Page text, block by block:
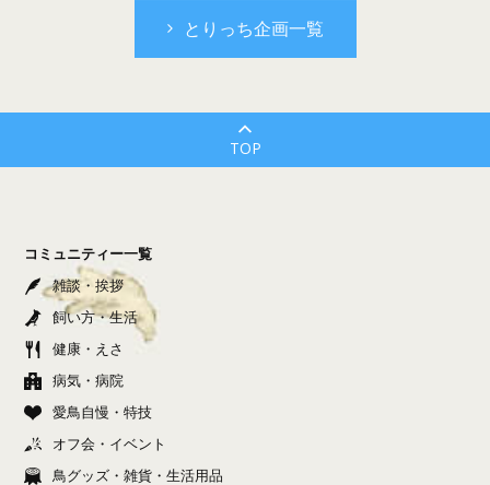
とりっち企画一覧
TOP
コミュニティー一覧
雑談・挨拶
飼い方・生活
健康・えさ
病気・病院
愛鳥自慢・特技
オフ会・イベント
鳥グッズ・雑貨・生活用品